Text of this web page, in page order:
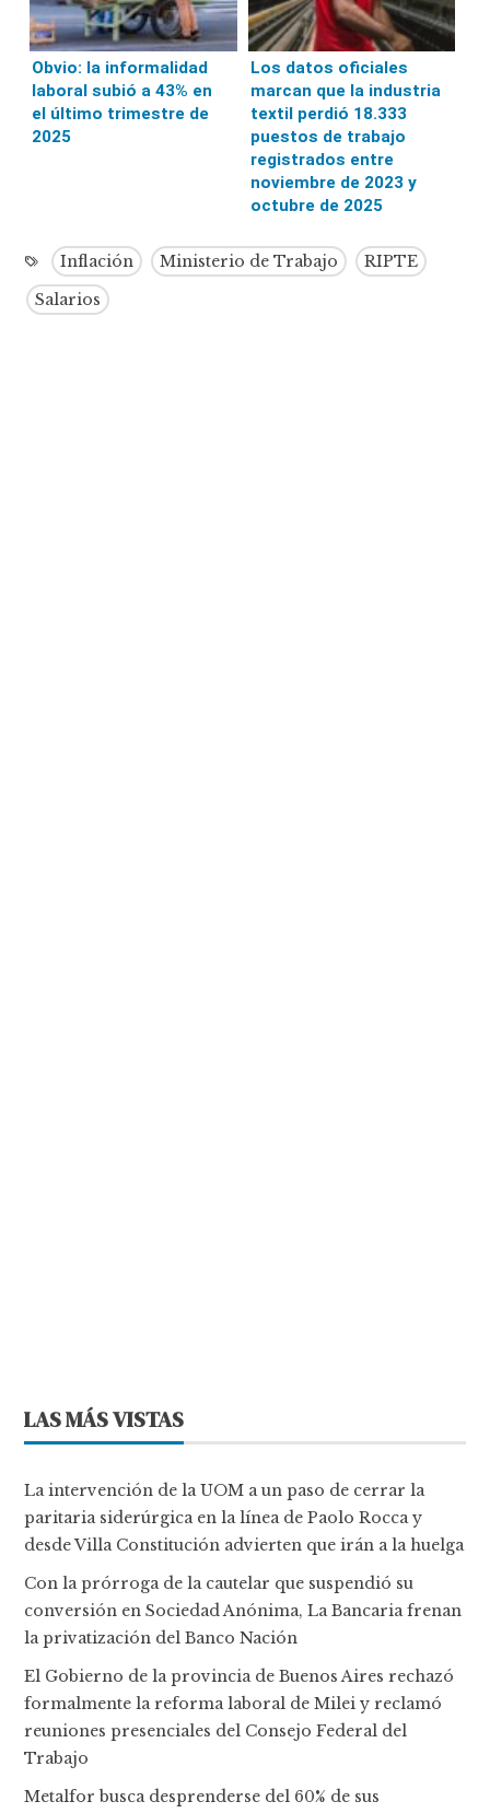
Obvio: la informalidad
laboral subió a 43% en
el último trimestre de
2025
Los datos oficiales
marcan que la industria
textil perdió 18.333
puestos de trabajo
registrados entre
noviembre de 2023 y
octubre de 2025
Inflación Ministerio de Trabajo
RIPTE
Salarios
LAS MÁS VISTAS
La intervención de la UOM a un paso de cerrar la
paritaria siderúrgica en la línea de Paolo Rocca y
desde Villa Constitución advierten que irán a la huelga
Con la prórroga de la cautelar que suspendió su
conversión en Sociedad Anónima, La Bancaria frenan
la privatización del Banco Nación
El Gobierno de la provincia de Buenos Aires rechazó
formalmente la reforma laboral de Milei y reclamó
reuniones presenciales del Consejo Federal del
Trabajo
Metalfor busca desprenderse del 60% de sus